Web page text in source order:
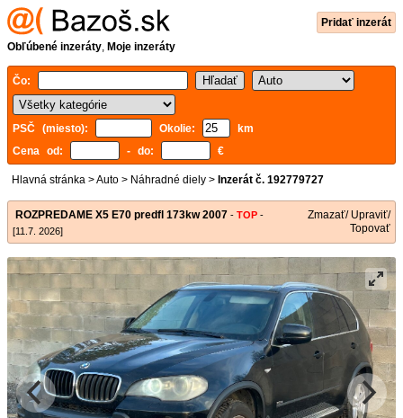
Pridať inzerát
Obľúbené inzeráty, Moje inzeráty
Čo:
PSČ (miesto): Okolie:
km
Cena od:
- do: €
Hlavná stránka >Auto > Náhradné diely > Inzerát č. 192779727
ROZPREDAME X5 E70 predfl 173kw 2007 - TOP -
[11.7. 2026]
Zmazať/ Upraviť/
Topovať